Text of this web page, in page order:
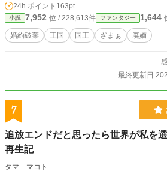
24h.ポイント 163pt
小説 7,952 位 / 228,613件 ファンタジー 1,644
婚約破棄 王国 国王 ざまぁ 廃嫡
最終更新日
7
追放エンドだと思ったら世界が私を
再生記
タマ マコト